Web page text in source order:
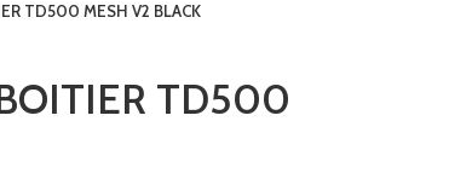
TD500 MESH V2 BLACK
TD500